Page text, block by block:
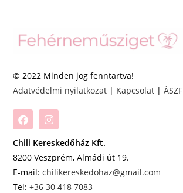
© 2022 Minden jog fenntartva!
Adatvédelmi nyilatkozat | Kapcsolat |ÁSZF
Chili Kereskedőház Kft.
8200 Veszprém, Almádi út 19.
E-mail:chilikereskedohaz@gmail.com
Tel:+36 30 418 7083